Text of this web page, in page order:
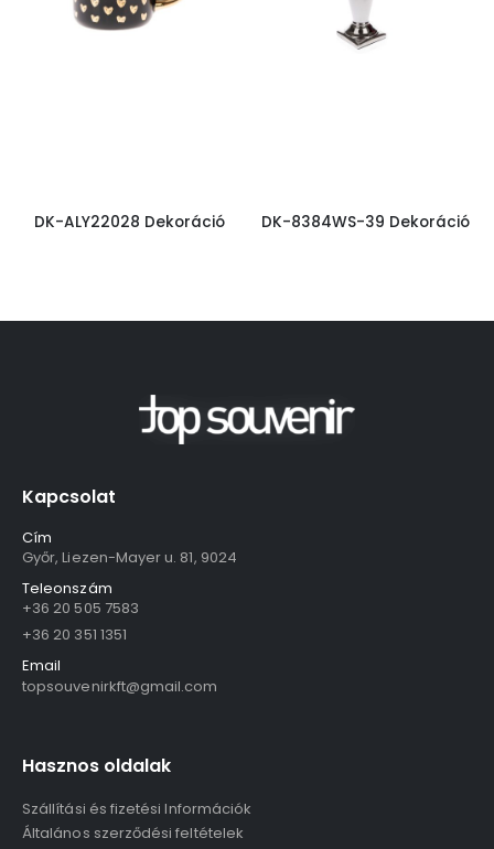
DK-ALY22028 Dekoráció DK-8384WS-39 Dekoráció
Kapcsolat
Cím
Győr, Liezen-Mayer u. 81, 9024
Teleonszám
+36 20 505 7583
+36 20 351 1351
Email
topsouvenirkft@gmail.com
Hasznos oldalak
Szállítási és fizetési Információk
Általános szerződési feltételek